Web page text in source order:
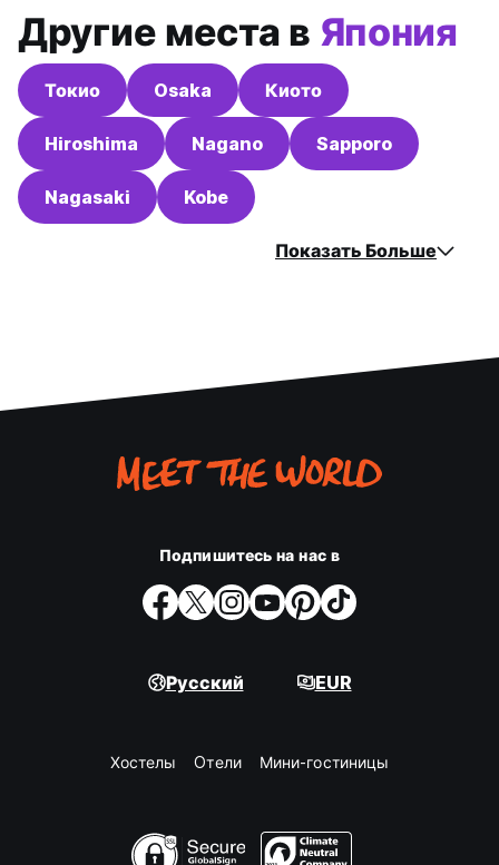
Другие места в Япония
Токио Osaka Киото
Hiroshima Nagano Sapporo
Nagasaki Kobe
Показать Больше
Подпишитесь на нас в
Русский EUR
Хостелы Oтели Мини-гостиницы